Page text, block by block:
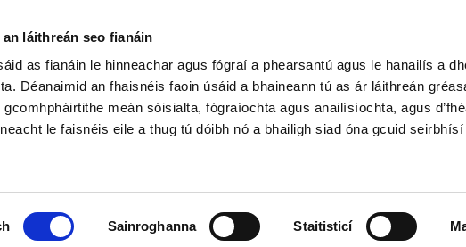
an láithreán seo fianáin
as fianáin le hinneachar agus fógraí a phearsantú agus le hanailís a
Déanaimid an fhaisnéis faoin úsáid a bhaineann tú as ár láithreán
gcomhpháirtithe meán sóisialta, fógraíochta agus anailísíochta, agus
le faisnéis eile a thug tú dóibh nó a bhailigh siad óna gcuid
Sainroghanna Staitisticí
Bán Mac Aogáin – Sean Nós na
‘S i tíocht ó theach na
mhian,